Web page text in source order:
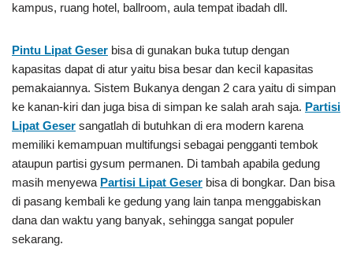
kampus, ruang hotel, ballroom, aula tempat ibadah dll.
Pintu Lipat Geser bisa di gunakan buka tutup dengan
kapasitas dapat di atur yaitu bisa besar dan kecil kapasitas
pemakaiannya. Sistem Bukanya dengan 2 cara yaitu di simpan
ke kanan-kiri dan juga bisa di simpan ke salah arah saja. Partisi
Lipat Geser sangatlah di butuhkan di era modern karena
memiliki kemampuan multifungsi sebagai pengganti tembok
ataupun partisi gysum permanen. Di tambah apabila gedung
masih menyewa Partisi Lipat Geser bisa di bongkar. Dan bisa
di pasang kembali ke gedung yang lain tanpa menggabiskan
dana dan waktu yang banyak, sehingga sangat populer
sekarang.